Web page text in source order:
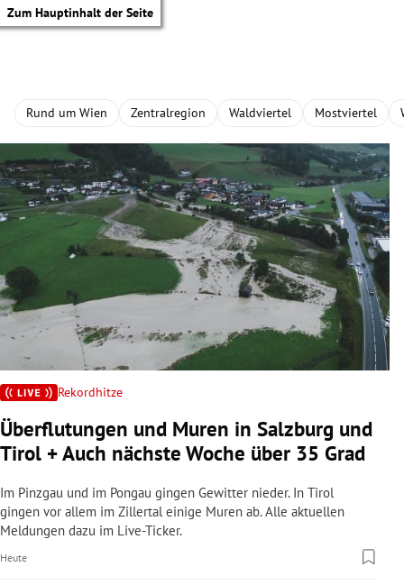
Zum Hauptinhalt der Seite
Untermenü
Untermenü
Untermenü
Untermenü
Rund um Wien Zentralregion Waldviertel Mostviertel
Rekordhitze
Überflutungen und Muren in Salzburg und
Tirol + Auch nächste Woche über 35 Grad
Im Pinzgau und im Pongau gingen Gewitter nieder. In Tirol
gingen vor allem im Zillertal einige Muren ab. Alle aktuellen
Meldungen dazu im Live-Ticker.
Heute